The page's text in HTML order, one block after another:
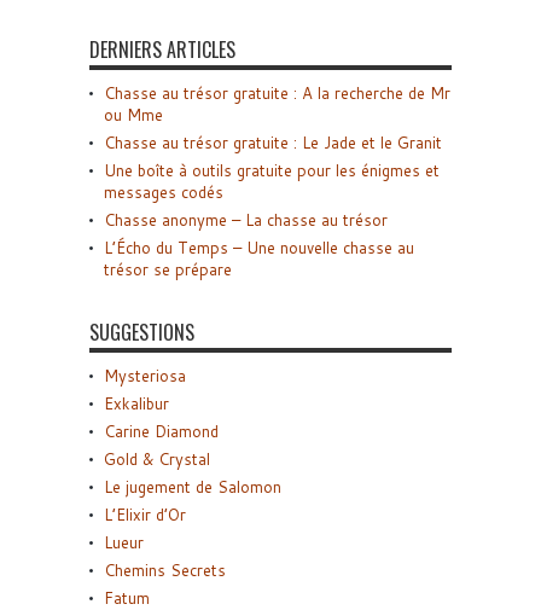
DERNIERS ARTICLES
Chasse au trésor gratuite : A la recherche de Mr
ou Mme
Chasse au trésor gratuite : Le Jade et le Granit
Une boîte à outils gratuite pour les énigmes et
messages codés
Chasse anonyme – La chasse au trésor
L’Écho du Temps – Une nouvelle chasse au
trésor se prépare
SUGGESTIONS
Mysteriosa
Exkalibur
Carine Diamond
Gold & Crystal
Le jugement de Salomon
L’Elixir d’Or
Lueur
Chemins Secrets
Fatum